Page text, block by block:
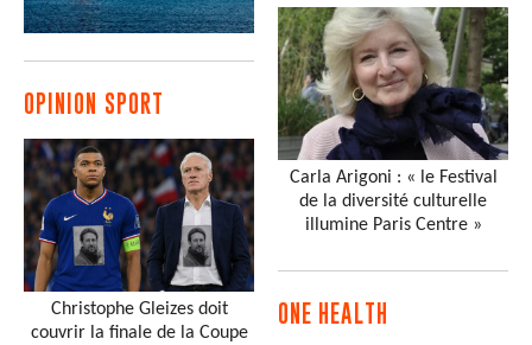
OPINION SPORT
Christophe Gleizes doit
couvrir la finale de la Coupe
Carla Arigoni : « le Festival
de la diversité culturelle
illumine Paris Centre »
ONE HEALTH